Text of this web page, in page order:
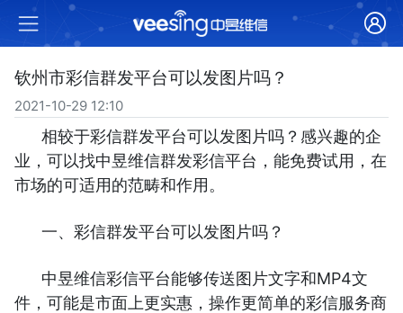
钦州市彩信群发平台可以发图片吗？
2021-10-29 12:10
相较于彩信群发平台可以发图片吗？感兴趣的企
业，可以找中昱维信群发彩信平台，能免费试用，在
市场的可适用的范畴和作用。
一、彩信群发平台可以发图片吗？
中昱维信彩信平台能够传送图片文字和MP4文
件，可能是市面上更实惠，操作更简单的彩信服务商